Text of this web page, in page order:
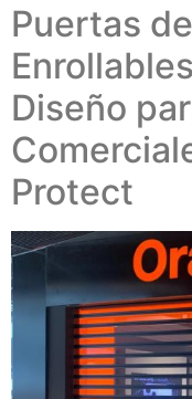
Puertas
Diseño
Protect